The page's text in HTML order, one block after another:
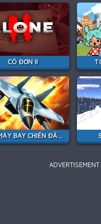
CÔ ĐƠN II
ĐUA MÁY BAY CHIẾN ĐẤU PHẢN LỰC
ADVERTISEMENT